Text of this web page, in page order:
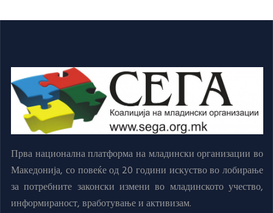
Прва национална платформа на младински организации во
Македонија, со повеќе од 20 години искуство во лобирање
за потребните законски измени во младинското учество,
информираност, вработување и активизам.